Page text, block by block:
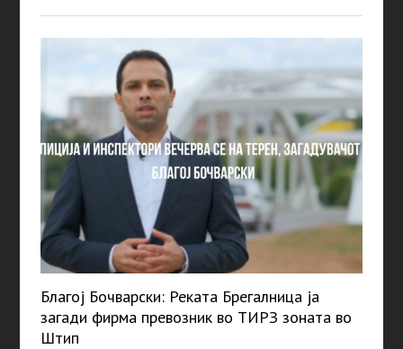
Благој Бочварски: Реката Брегалница ја
загади фирма превозник во ТИРЗ зоната во
Штип